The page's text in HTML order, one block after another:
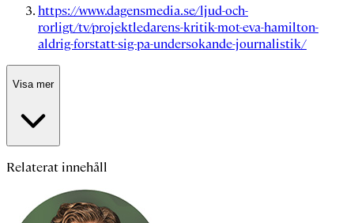
https://www.dagensmedia.se/ljud-och-
rorligt/tv/projektledarens-kritik-mot-eva-hamilton-
aldrig-forstatt-sig-pa-undersokande-journalistik/
Visa mer
Relaterat innehåll